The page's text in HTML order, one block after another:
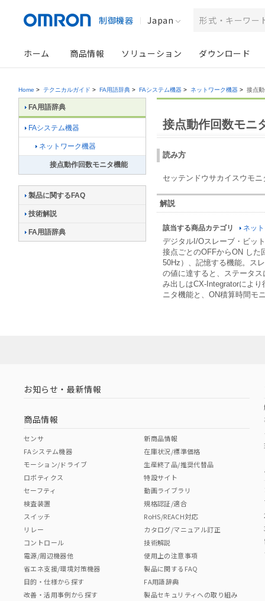
制御機器 Japan
ホーム 商品情報 ソリューション ダウンロード
Home > テクニカルガイド > FA用語辞典 > FAシステム機器 > ネットワーク機器 > 接点
接点動作回数モニ
読み方
セッテンドウサカイスウモニ
解説
該当する商品カテゴリ ネッ
デジタルI/Oスレーブ・ビッ
接点ごとのOFFからON した
50Hz）、記憶する機能。ス
の値に達すると、ステータ
み出しはCX-Integratorによ
ニタ機能と、ON積算時間モ
FA用語辞典
FAシステム機器
ネットワーク機器
接点動作回数モニタ機能
製品に関するFAQ
技術解説
FA用語辞典
お知らせ・最新情報
商品情報
センサ
FAシステム機器
モーション/ドライブ
ロボティクス
セーフティ
検査装置
スイッチ
リレー
コントロール
電源/周辺機器他
省エネ支援/環境対策機器
目的・仕様から探す
改善・活用事例から探す
新商品情報
在庫状況/標準価格
生産終了品/推奨代替品
特設サイト
動画ライブラリ
規格認証/適合
RoHS/REACH対応
カタログ/マニュアル訂正
技術解説
使用上の注意事項
製品に関するFAQ
FA用語辞典
製品セキュリティへの取り組み